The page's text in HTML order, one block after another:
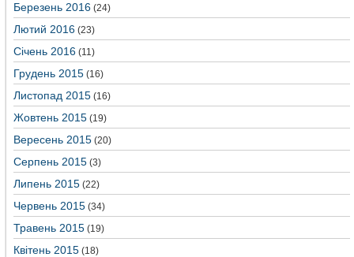
Березень 2016 (24)
Лютий 2016 (23)
Січень 2016 (11)
Грудень 2015 (16)
Листопад 2015 (16)
Жовтень 2015 (19)
Вересень 2015 (20)
Серпень 2015 (3)
Липень 2015 (22)
Червень 2015 (34)
Травень 2015 (19)
Квітень 2015 (18)